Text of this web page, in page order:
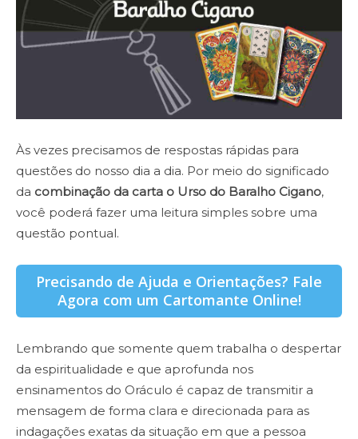
Às vezes precisamos de respostas rápidas para
questões do nosso dia a dia. Por meio do significado
da combinação da carta o Urso do Baralho Cigano,
você poderá fazer uma leitura simples sobre uma
questão pontual.
Precisando de Ajuda e Orientações? Fale
Agora com um Cartomante Online!
Lembrando que somente quem trabalha o despertar
da espiritualidade e que aprofunda nos
ensinamentos do Oráculo é capaz de transmitir a
mensagem de forma clara e direcionada para as
indagações exatas da situação em que a pessoa